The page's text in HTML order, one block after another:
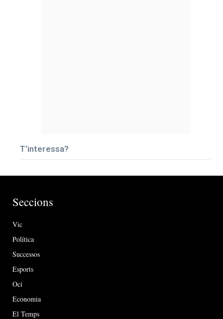
T’interessa?
Seccions
Vic
Política
Successos
Esports
Oci
Economia
El Temps